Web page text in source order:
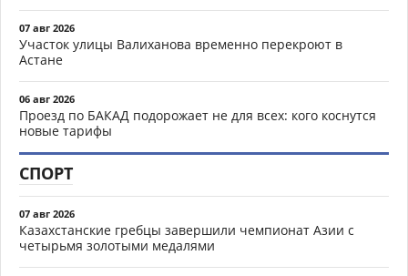
07 авг 2026
Участок улицы Валиханова временно перекроют в
Астане
06 авг 2026
Проезд по БАКАД подорожает не для всех: кого коснутся
новые тарифы
СПОРТ
07 авг 2026
Казахстанские гребцы завершили чемпионат Азии с
четырьмя золотыми медалями